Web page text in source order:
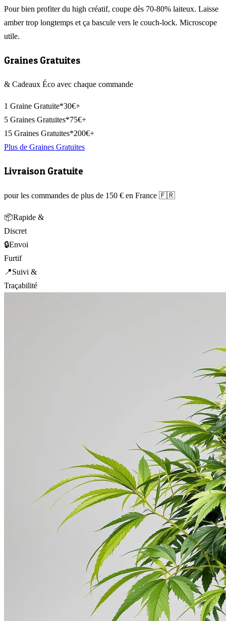
Pour bien profiter du high créatif, coupe dès 70-80% laiteux. Laisse
amber trop longtemps et ça bascule vers le couch-lock. Microscope
utile.
Graines Gratuites
& Cadeaux Éco avec chaque commande
1 Graine Gratuite*30€+
5 Graines Gratuites*75€+
15 Graines Gratuites*200€+
Plus de Graines Gratuites
Livraison Gratuite
pour les commandes de plus de 150 € en France 🇫🇷
📦Rapide &
Discret
🔒Envoi
Furtif
📍Suivi &
Traçabilité